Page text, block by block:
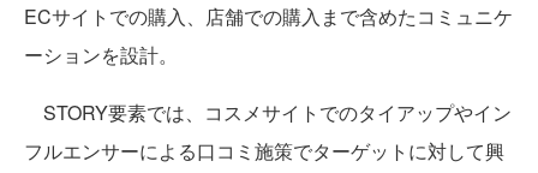
ECサイトでの購入、店舗での購入まで含めたコミュニケ
ーションを設計。
STORY要素では、コスメサイトでのタイアップやイン
フルエンサーによる口コミ施策でターゲットに対して興